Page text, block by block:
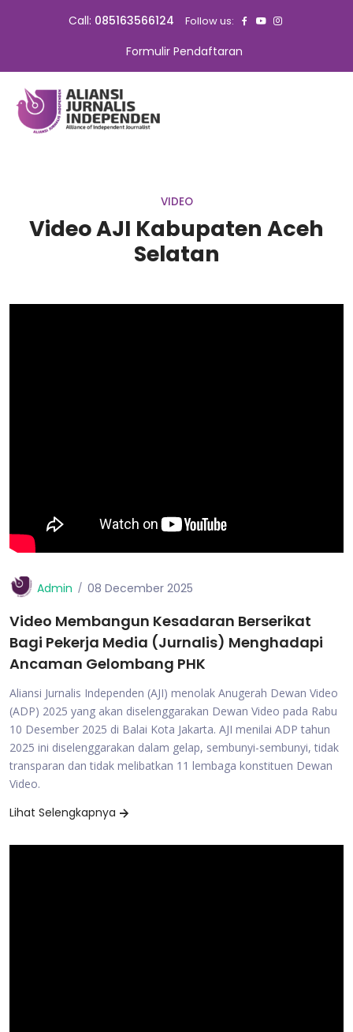
Call: 085163566124 Follow us:
Formulir Pendaftaran
VIDEO
Video AJI Kabupaten Aceh
Selatan
Admin 08 December 2025
Video Membangun Kesadaran Berserikat
Bagi Pekerja Media (Jurnalis) Menghadapi
Ancaman Gelombang PHK
Aliansi Jurnalis Independen (AJI) menolak Anugerah Dewan Video
(ADP) 2025 yang akan diselenggarakan Dewan Video pada Rabu
10 Desember 2025 di Balai Kota Jakarta. AJI menilai ADP tahun
2025 ini diselenggarakan dalam gelap, sembunyi-sembunyi, tidak
transparan dan tidak melibatkan 11 lembaga konstituen Dewan
Video.
Lihat Selengkapnya